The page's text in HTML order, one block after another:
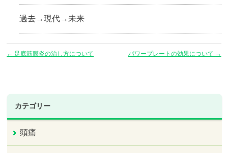
過去→現代→未来
← 足底筋膜炎の治し方について パワープレートの効果について →
カテゴリー
頭痛